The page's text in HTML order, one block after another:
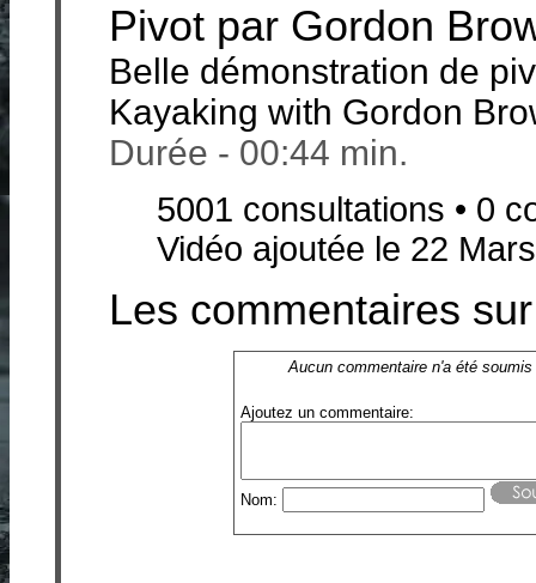
Pivot par Gordon
Belle démonstration de
Kayaking with Gordon
Durée - 00:44 min.
5001 consultations • 0
Vidéo ajoutée le 22
Les commentaires
Aucun commentaire n'a été soumis
Ajoutez un commentaire:
Nom: